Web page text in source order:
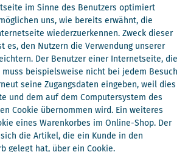
im Sinne des Benutzers optimiert
uns, wie bereits erwähnt, die
wiederzuerkennen. Zweck dieser
es, den Nutzern die Verwendung unserer
Der Benutzer einer Internetseite, die
muss beispielsweise nicht bei jedem Besuch
seine Zugangsdaten eingeben, weil dies
und dem auf dem Computersystem des
Cookie übernommen wird. Ein weiteres
eines Warenkorbes im Online-Shop. Der
die Artikel, die ein Kunde in den
gelegt hat, über ein Cookie.